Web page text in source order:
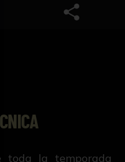
toda la temporada